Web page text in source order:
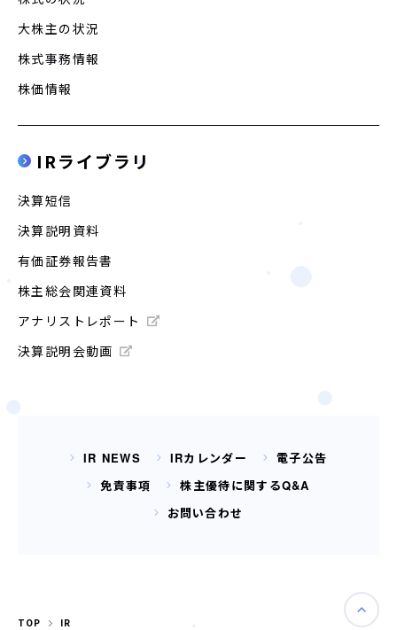
大株主の状況
株式事務情報
株価情報
IRライブラリ
決算短信
決算説明資料
有価証券報告書
株主総会関連資料
アナリストレポート
決算説明会動画
IR NEWS IRカレンダー
電子公告
免責事項
株主優待に関するQ&A
お問い合わせ
TOP IR